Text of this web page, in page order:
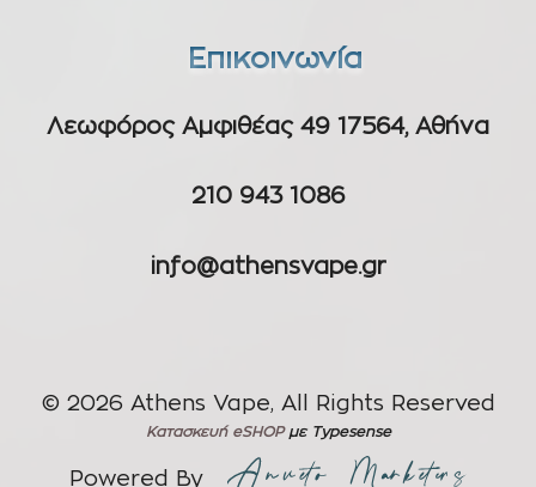
Επικοινωνία
Λεωφόρος Αμφιθέας 49 17564, Αθήνα
210 943 1086
info@athensvape.gr
© 2026 Athens Vape, All Rights Reserved
Κατασκευή eSHOPμε Typesense
Powered By